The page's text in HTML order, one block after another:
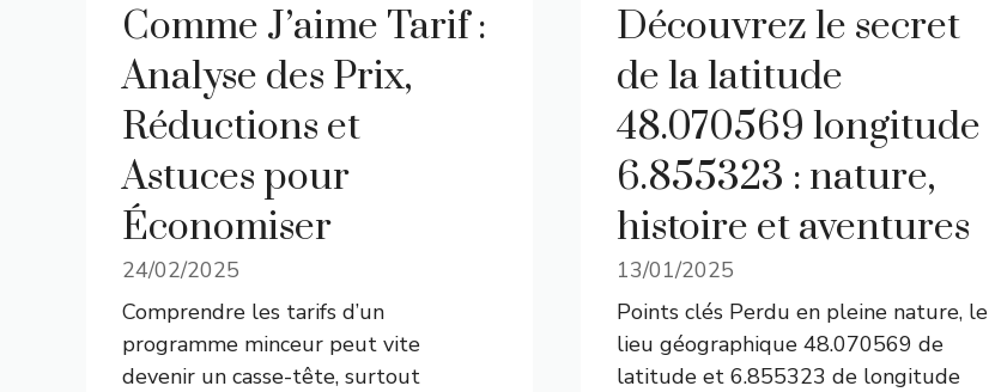
Comme J’aime Tarif :
Analyse des Prix,
Réductions et
Astuces pour
Économiser
24/02/2025
Comprendre les tarifs d’un
programme minceur peut vite
devenir un casse-tête, surtout
Découvrez le secret
de la latitude
48.070569 longitude
6.855323 : nature,
histoire et aventures
13/01/2025
Points clés Perdu en pleine nature, le
lieu géographique 48.070569 de
latitude et 6.855323 de longitude